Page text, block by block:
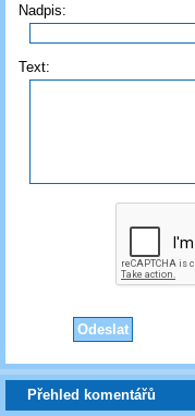
Nadpis:
Text:
Přehled komentářů